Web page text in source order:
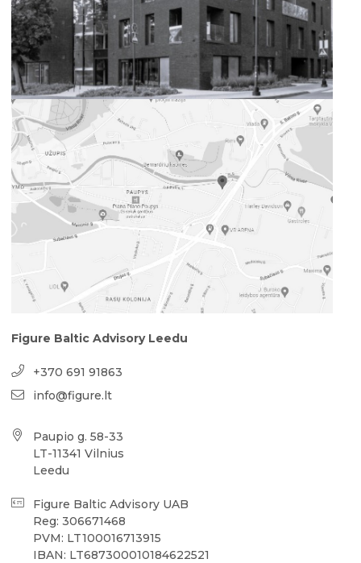
Figure Baltic Advisory Leedu
+370 691 91863
info@figure.lt
Paupio g. 58-33
LT-11341 Vilnius
Leedu
Figure Baltic Advisory UAB
Reg: 306671468
PVM: LT100016713915
IBAN: LT687300010184622521